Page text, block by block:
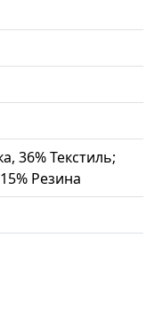
36% Текстиль;
Резина